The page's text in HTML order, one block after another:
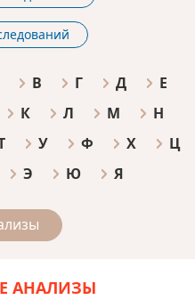
В Г Д
Е
К Л М
Н
У Ф Х
Ц
Э Ю Я
АНАЛИЗЫ